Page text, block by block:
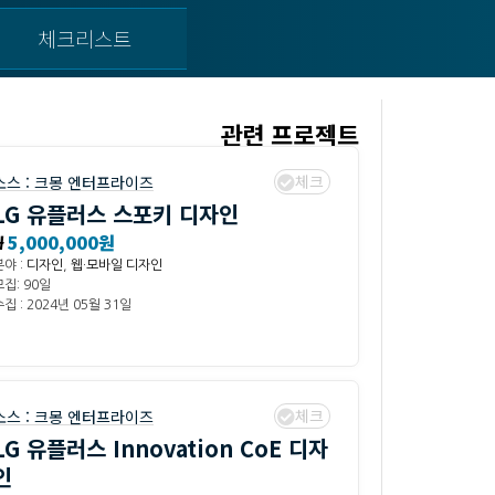
체크리스트
관련 프로젝트
스 : 크몽 엔터프라이즈 체크
유플러스 스포키 디자인
5,000,000원
야 : 디자인
웹·모바일 디자인
집: 90일
집 : 2024년 05월 31일
스 : 크몽 엔터프라이즈 체크
유플러스 Innovation CoE 디자